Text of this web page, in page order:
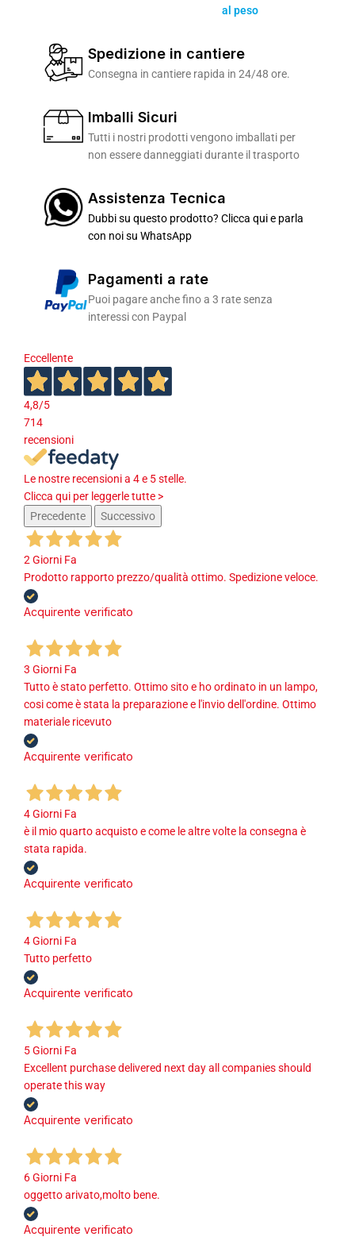
al peso
Spedizione in cantiere
Consegna in cantiere rapida in 24/48 ore.
Imballi Sicuri
Tutti i nostri prodotti vengono imballati per
non essere danneggiati durante il trasporto
Assistenza Tecnica
Dubbi su questo prodotto? Clicca qui e parla
con noi su WhatsApp
Pagamenti a rate
Puoi pagare anche fino a 3 rate senza
interessi con Paypal
Eccellente
4,8/5
714
recensioni
Le nostre recensioni a 4 e 5 stelle.
Clicca qui per leggerle tutte >
Precedente
Successivo
2 Giorni Fa
Prodotto rapporto prezzo/qualità ottimo. Spedizione veloce.
Acquirente verificato
3 Giorni Fa
Tutto è stato perfetto. Ottimo sito e ho ordinato in un lampo,
cosi come è stata la preparazione e l'invio dell'ordine. Ottimo
materiale ricevuto
Acquirente verificato
4 Giorni Fa
è il mio quarto acquisto e come le altre volte la consegna è
stata rapida.
Acquirente verificato
4 Giorni Fa
Tutto perfetto
Acquirente verificato
5 Giorni Fa
Excellent purchase delivered next day all companies should
operate this way
Acquirente verificato
6 Giorni Fa
oggetto arivato,molto bene.
Acquirente verificato